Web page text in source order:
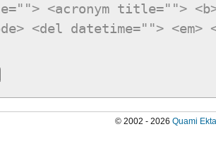
<acronym title="">
<del datetime="">
© 2002 - 2026 Quami